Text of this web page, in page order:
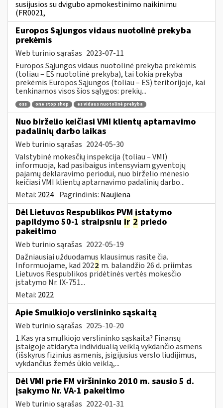
susijusios su dvigubo apmokestinimo naikinimu
(FR0021,
Europos Sąjungos vidaus nuotolinė prekyba
prekėmis
Web turinio sąrašas 2023-07-11
Europos Sąjungos vidaus nuotolinė prekyba prekėmis
(toliau – ES nuotolinė prekyba), tai tokia prekyba
prekėmis Europos Sąjungos (toliau – ES) teritorijoje, kai
tenkinamos visos šios sąlygos: prekių...
oss one stop shop es vidaus nuotolinė prekyba
Nuo birželio keičiasi VMI klientų aptarnavimo
padalinių darbo laikas
Web turinio sąrašas 2024-05-30
Valstybinė mokesčių inspekcija (toliau – VMI)
informuoja, kad pasibaigus intensyviam gyventojų
pajamų deklaravimo periodui, nuo birželio mėnesio
keičiasi VMI klientų aptarnavimo padalinių darbo...
Metai: 2024 Pagrindinis: Naujiena
Dėl Lietuvos Respublikos PVM įstatymo
papildymo 50-1 straipsniu ir 2 priedo
pakeitimo
Web turinio sąrašas 2022-05-19
Dažniausiai užduodamus klausimus rasite čia.
Informuojame, kad 2022 m. balandžio 26 d. priimtas
Lietuvos Respublikos pridėtinės vertės mokesčio
įstatymo Nr. IX-751...
Metai: 2022
Apie Smulkiojo verslininko sąskaitą
Web turinio sąrašas 2025-10-20
1.Kas yra smulkiojo verslininko sąskaita? Finansų
įstaigoje atidaryta individualią veiklą vykdančio asmens
(išskyrus fizinius asmenis, įsigijusius verslo liudijimus,
vykdančius žemės ūkio veiklą,...
Dėl VMI prie FM viršininko 2010 m. sausio 5 d.
įsakymo Nr. VA-1 pakeitimo
Web turinio sąrašas 2022-01-31